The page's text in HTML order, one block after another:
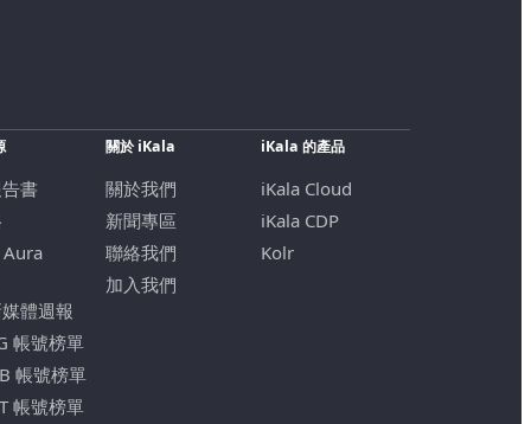
書
體週報
帳號榜單
帳號榜單
帳號榜單
關於 iKala
關於我們
新聞專區
聯絡我們
加入我們
iKala 的產品
iKala Cloud
iKala CDP
Kolr